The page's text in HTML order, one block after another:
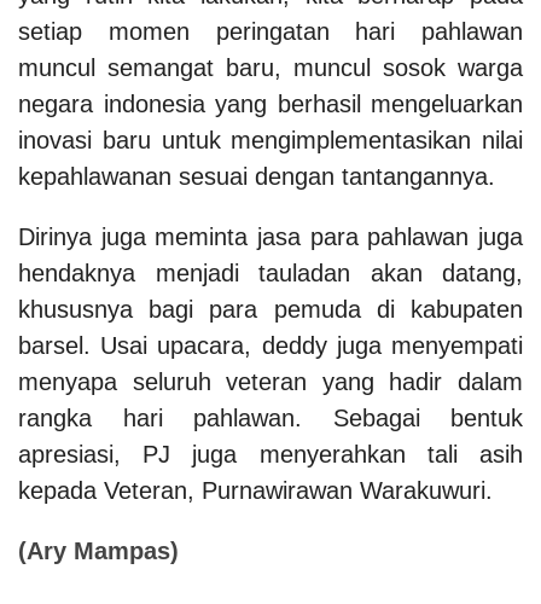
setiap momen peringatan hari pahlawan
muncul semangat baru, muncul sosok warga
negara indonesia yang berhasil mengeluarkan
inovasi baru untuk mengimplementasikan nilai
kepahlawanan sesuai dengan tantangannya.
Dirinya juga meminta jasa para pahlawan juga
hendaknya menjadi tauladan akan datang,
khususnya bagi para pemuda di kabupaten
barsel. Usai upacara, deddy juga menyempati
menyapa seluruh veteran yang hadir dalam
rangka hari pahlawan. Sebagai bentuk
apresiasi, PJ juga menyerahkan tali asih
kepada Veteran, Purnawirawan Warakuwuri.
(Ary Mampas)